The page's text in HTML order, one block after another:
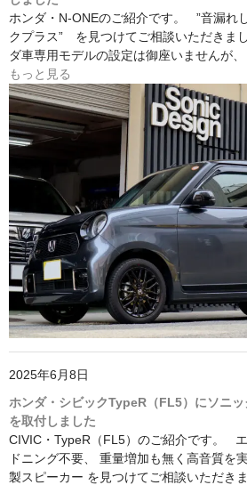
ホンダ・N-ONEのご紹介です。 ”音漏れ
クプラス” を見つけてご相談いただきま
ダ車専用モデルの設定は御座いませんが
もっと見る
2025年6月8日
ホンダ・シビックTypeR（FL5）にソニ
を取付しました
CIVIC・TypeR（FL5）のご紹介です。
ドニング不要、 重量増加も無く高音質を
製スピーカー を見つけてご相談いただき